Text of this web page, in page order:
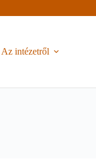
Az intézetről